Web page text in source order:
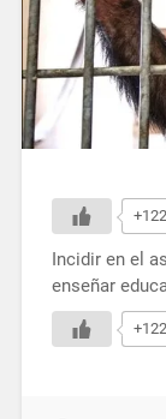
+122
Incidir en el
enseñar
+122